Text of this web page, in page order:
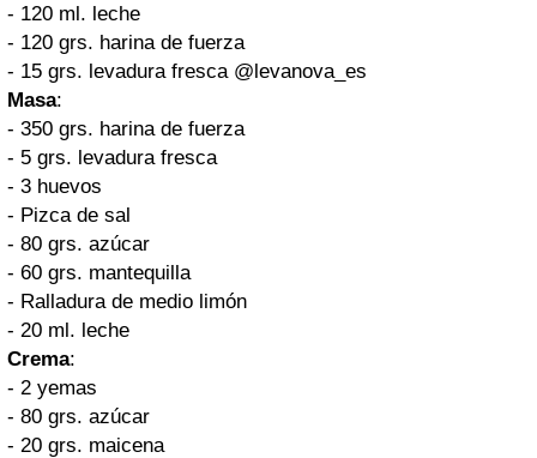
- 120 ml. leche
- 120 grs. harina de fuerza
- 15 grs. levadura fresca @levanova_es
Masa:
- 350 grs. harina de fuerza
- 5 grs. levadura fresca
- 3 huevos
- Pizca de sal
- 80 grs. azúcar
- 60 grs. mantequilla
- Ralladura de medio limón
- 20 ml. leche
Crema:
- 2 yemas
- 80 grs. azúcar
- 20 grs. maicena